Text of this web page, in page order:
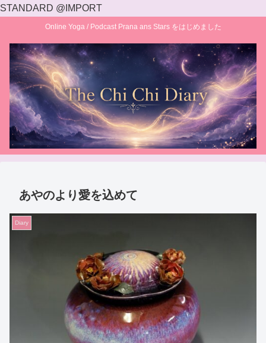
STANDARD @IMPORT
Online Yoga / Podcast Prana ans Stars をはじめました
あやのより愛を込めて
Diary